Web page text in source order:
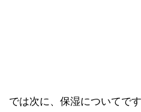
では次に、保湿についてです